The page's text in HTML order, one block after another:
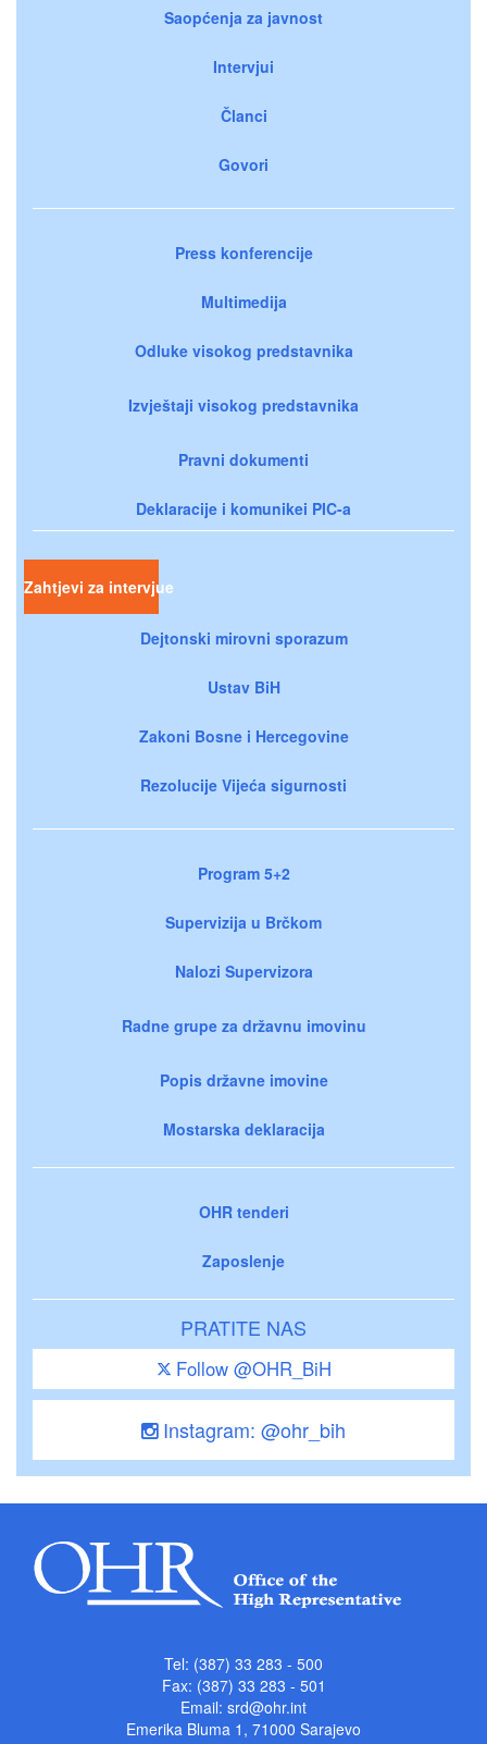
Saopćenja za javnost
Intervjui
Članci
Govori
Press konferencije
Multimedija
Odluke visokog predstavnika
Izvještaji visokog predstavnika
Pravni dokumenti
Deklaracije i komunikei PIC-a
Zahtjevi za intervjue
Dejtonski mirovni sporazum
Ustav BiH
Zakoni Bosne i Hercegovine
Rezolucije Vijeća sigurnosti
Program 5+2
Supervizija u Brčkom
Nalozi Supervizora
Radne grupe za državnu imovinu
Popis državne imovine
Mostarska deklaracija
OHR tenderi
Zaposlenje
PRATITE NAS
Follow @OHR_BiH
Instagram: @ohr_bih
Tel: (387) 33 283 - 500
Fax: (387) 33 283 - 501
Email: srd@ohr.int
Emerika Bluma 1, 71000 Sarajevo